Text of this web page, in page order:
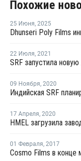
Похожие
25 Июня, 2025
22 Июля, 2021
SRF запустила
09 Ноября, 2020
17 Апреля, 2020
01 Февраля, 2017